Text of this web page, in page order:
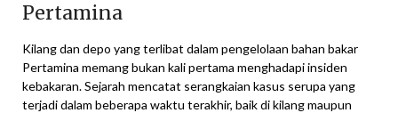
Pertamina
Kilang dan depo yang terlibat dalam pengelolaan bahan bakar
Pertamina memang bukan kali pertama menghadapi insiden
kebakaran. Sejarah mencatat serangkaian kasus serupa yang
terjadi dalam beberapa waktu terakhir, baik di kilang maupun